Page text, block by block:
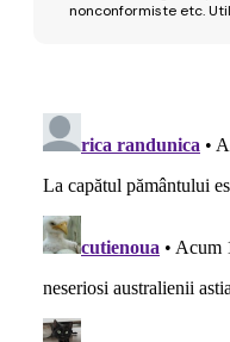
nonconformiste etc.